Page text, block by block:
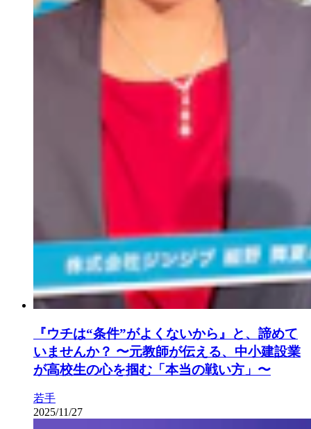
『ウチは“条件”がよくないから』と、諦めて
いませんか？ 〜元教師が伝える、中小建設業
が高校生の心を掴む「本当の戦い方」〜
若手
2025/11/27